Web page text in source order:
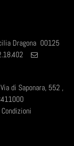
Dragona 00125
di Saponara, 552 ,